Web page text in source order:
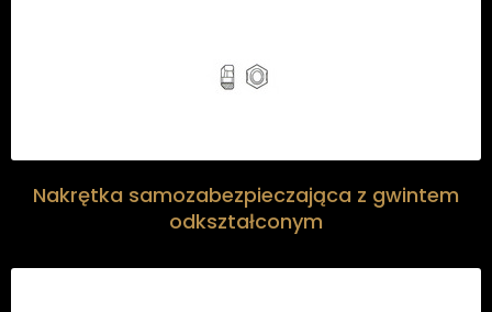
Nakrętka samozabezpieczająca z gwintem
odkształconym